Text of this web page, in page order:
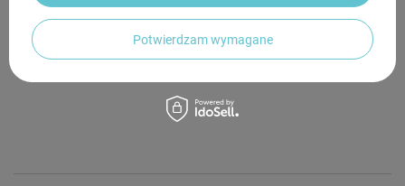
Potrzebujesz pomocy? Masz pytania?
Zadaj pytanie a my odpowiemy niezwłocznie,
najciekawsze pytania i odpowiedzi publikując
dla innych.
Potwierdzam wymagane